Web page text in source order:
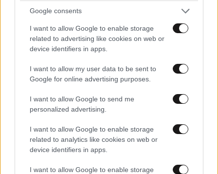
Google consents
I want to allow Google to enable storage
related to advertising like cookies on web or
device identifiers in apps.
I want to allow my user data to be sent to
Google for online advertising purposes.
I want to allow Google to send me
personalized advertising.
I want to allow Google to enable storage
related to analytics like cookies on web or
device identifiers in apps.
I want to allow Google to enable storage
ΠΡΟΣΘΕΣΤΕ ΤΟ ΣΧΟΛΙΟ ΣΑΣ